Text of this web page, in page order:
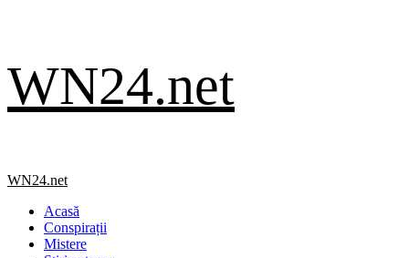
to
content
WN24.net
Primary
WN24.net
Acasă
Conspirații
Mistere